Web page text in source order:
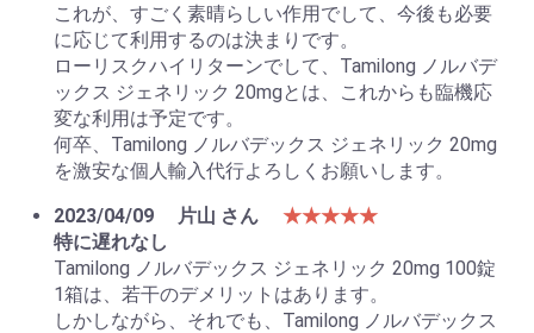
これが、すごく素晴らしい作用でして、今後も必要
に応じて利用するのは決まりです。
ローリスクハイリターンでして、Tamilong ノルバデ
ックス ジェネリック 20mgとは、これからも臨機応
変な利用は予定です。
何卒、Tamilong ノルバデックス ジェネリック 20mg
を激安な個人輸入代行よろしくお願いします。
2023/04/09
片山 さん
★★★★★
特に遅れなし
Tamilong ノルバデックス ジェネリック 20mg 100錠
1箱は、若干のデメリットはあります。
しかしながら、それでも、Tamilong ノルバデックス